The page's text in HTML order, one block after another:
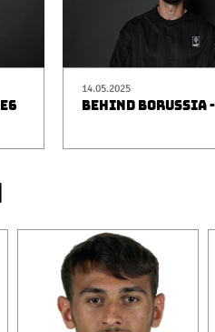
14.05.2025
BEHIND BORUSSIA